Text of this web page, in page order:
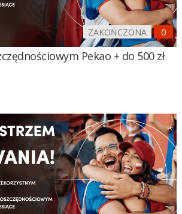
ZAKOŃCZONA
Pekao + do 500 zł